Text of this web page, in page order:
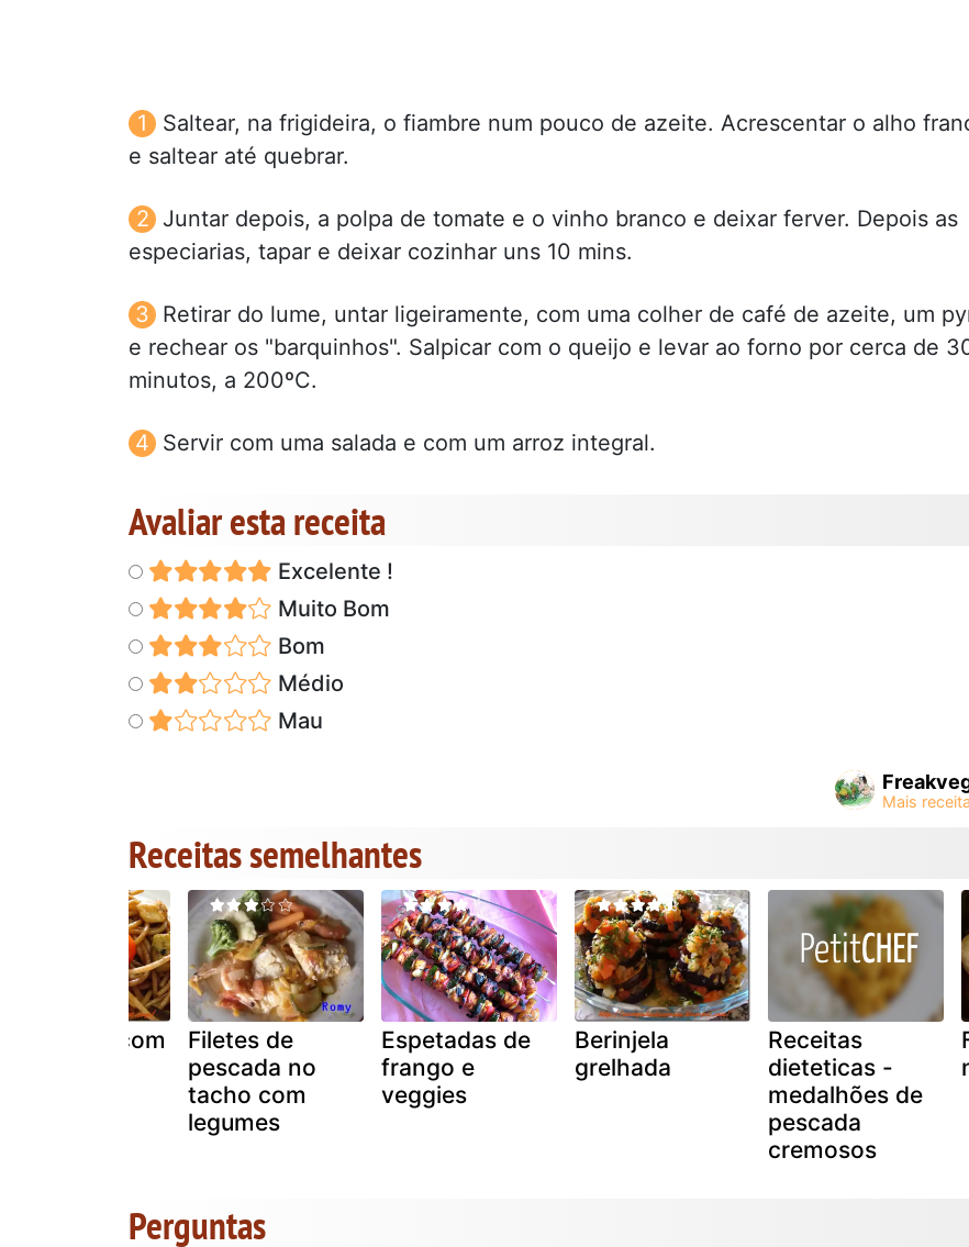
Saltear, na frigideira, o fiambre num pouco de azeite. Acrescentar o alho
e saltear até quebrar.
Juntar depois, a polpa de tomate e o vinho branco e deixar ferver. Depois as
especiarias, tapar e deixar cozinhar uns 10 mins.
Retirar do lume, untar ligeiramente, com uma colher de café de azeite, um
e rechear os "barquinhos". Salpicar com o queijo e levar ao forno por cerca de
minutos, a 200ºC.
Servir com uma salada e com um arroz integral.
Avaliar esta receita
Excelente !
Muito Bom
Bom
Médio
Mau
Receitas semelhantes
com
Filetes de
pescada no
tacho com
legumes
Espetadas de
frango e
veggies
Berinjela
grelhada
Receitas
dieteticas -
medalhões de
pescada
cremosos
Perguntas